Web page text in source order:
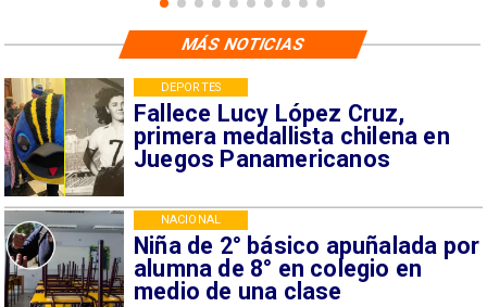
Fallece Lucy López Cruz,
primera medallista chilena en
Juegos Panamericanos
DEPORTES
Niña de 2° básico apuñalada por
alumna de 8° en colegio en
medio de una clase
NACIONAL
MÁS NOTICIAS